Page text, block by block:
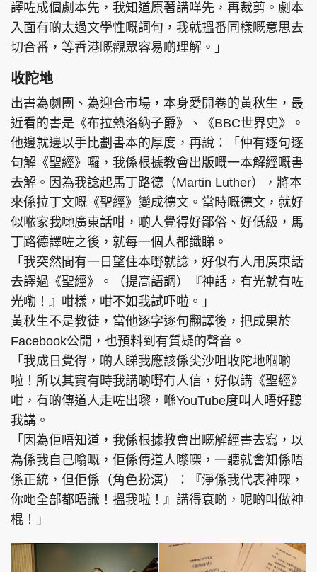
譯咗成個劇本先，我知道原著講咩先，再裁剪。劇本
入面有啲太過文學性嘅詞句，我就搵番同樣嘅意思去
切合番，等香港嘅觀眾容易啲理解。」
收陀地
出書為劇團、為迎合市場，本身愛開卷的黃秋生，最
近看的書是《布拉熱洛納子爵》、《BBC世界史》。
他邊就邊以手比劃書本的厚度，再說：「仲有逐句逐
句解《聖經》囉，我係根據教會出版嘅一本解經嘅書
去解。因為我諗起馬丁路德（Martin Luther），將本
來係拉丁文嘅《聖經》變成德文。當時嘅德文，就好
似𠵱家我哋廣東話咁，啲人覺得好鄙俗、好低級，馬
丁路德譯咗之後，就每一個人都識睇。
「我突然間有一日望住本嘢就諗，好似冇人用廣東話
去譯過《聖經》。（提高語調）『神話，有光就有咗
光嘞！』咁樣，咁不如我試吓啦。」
黃秋生不是教徒，當他逐字逐句翻譯後，把成果於
Facebook公開，也預料到有質疑的聲音。
「我成日覺得，啲人睇我應該係尖沙咀收陀地嗰啲
啦！所以其實有時我講啲嘢冇人信，好似講《聖經》
咁，有啲傳道人走咗出嚟，喺YouTube度叫人唔好聽
我講。
「因為佢唔知道，我係根據教會出嘅解經書去寫，以
為係我自己噏嘅，佢係傳道人嚟㗎，一聽就會知係唔
係正統，但佢係（角色扮演）：『淨係我代表神㗎，
你哋全部都唔識！搵我啦！』講得衰啲，呢啲叫做神
棍！」